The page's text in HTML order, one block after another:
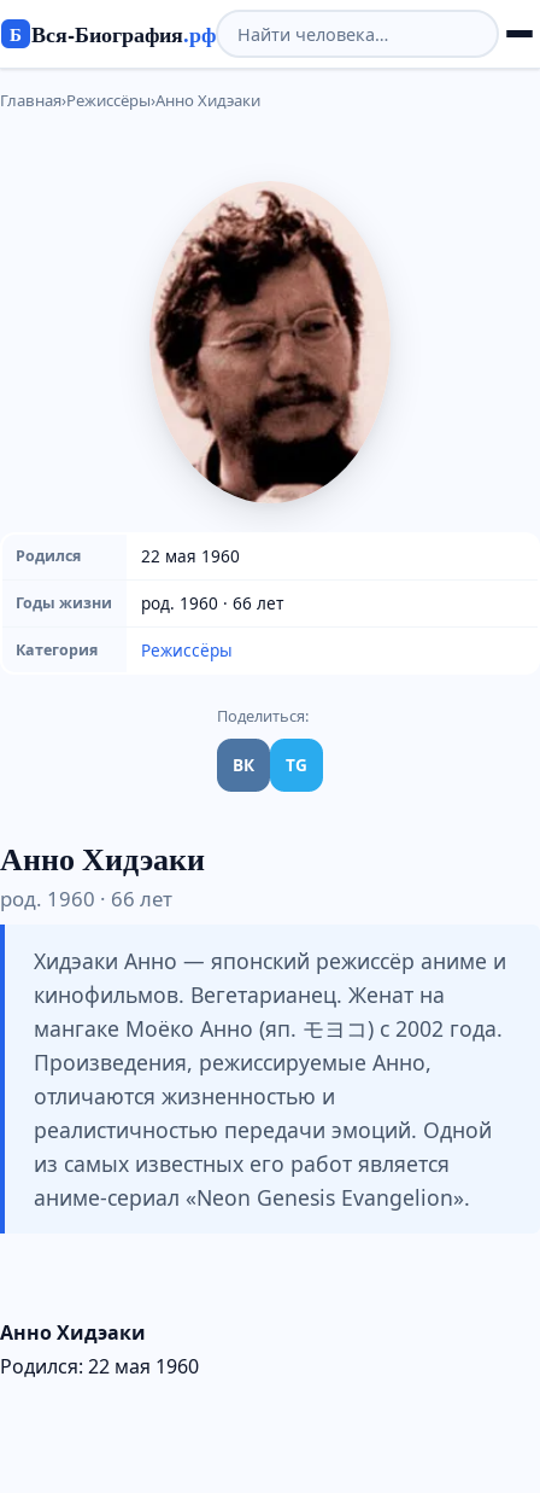
Б Вся-Биография.рф
Главная›Режиссёры›Анно Хидэаки
Родился 22 мая 1960
Годы жизни род. 1960 · 66 лет
Категория Режиссёры
Поделиться:
ВК TG
Анно Хидэаки
род. 1960 · 66 лет
Хидэаки Анно — японский режиссёр аниме и
кинофильмов. Вегетарианец. Женат на
мангаке Моёко Анно (яп. モヨコ) с 2002 года.
Произведения, режиссируемые Анно,
отличаются жизненностью и
реалистичностью передачи эмоций. Одной
из самых известных его работ является
аниме-сериал «Neon Genesis Evangelion».
Анно Хидэаки
Родился: 22 мая 1960